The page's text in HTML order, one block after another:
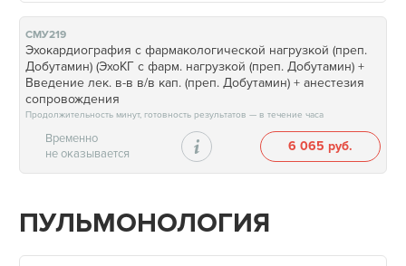
СМУ219
Эхокардиография с фармакологической нагрузкой (преп.
Добутамин) (ЭхоКГ с фарм. нагрузкой (преп. Добутамин) +
Введение лек. в-в в/в кап. (преп. Добутамин) + анестезия
сопровождения
Продолжительность минут, готовность результатов — в течение часа
Временно
не оказывается
6 065 руб.
ПУЛЬМОНОЛОГИЯ